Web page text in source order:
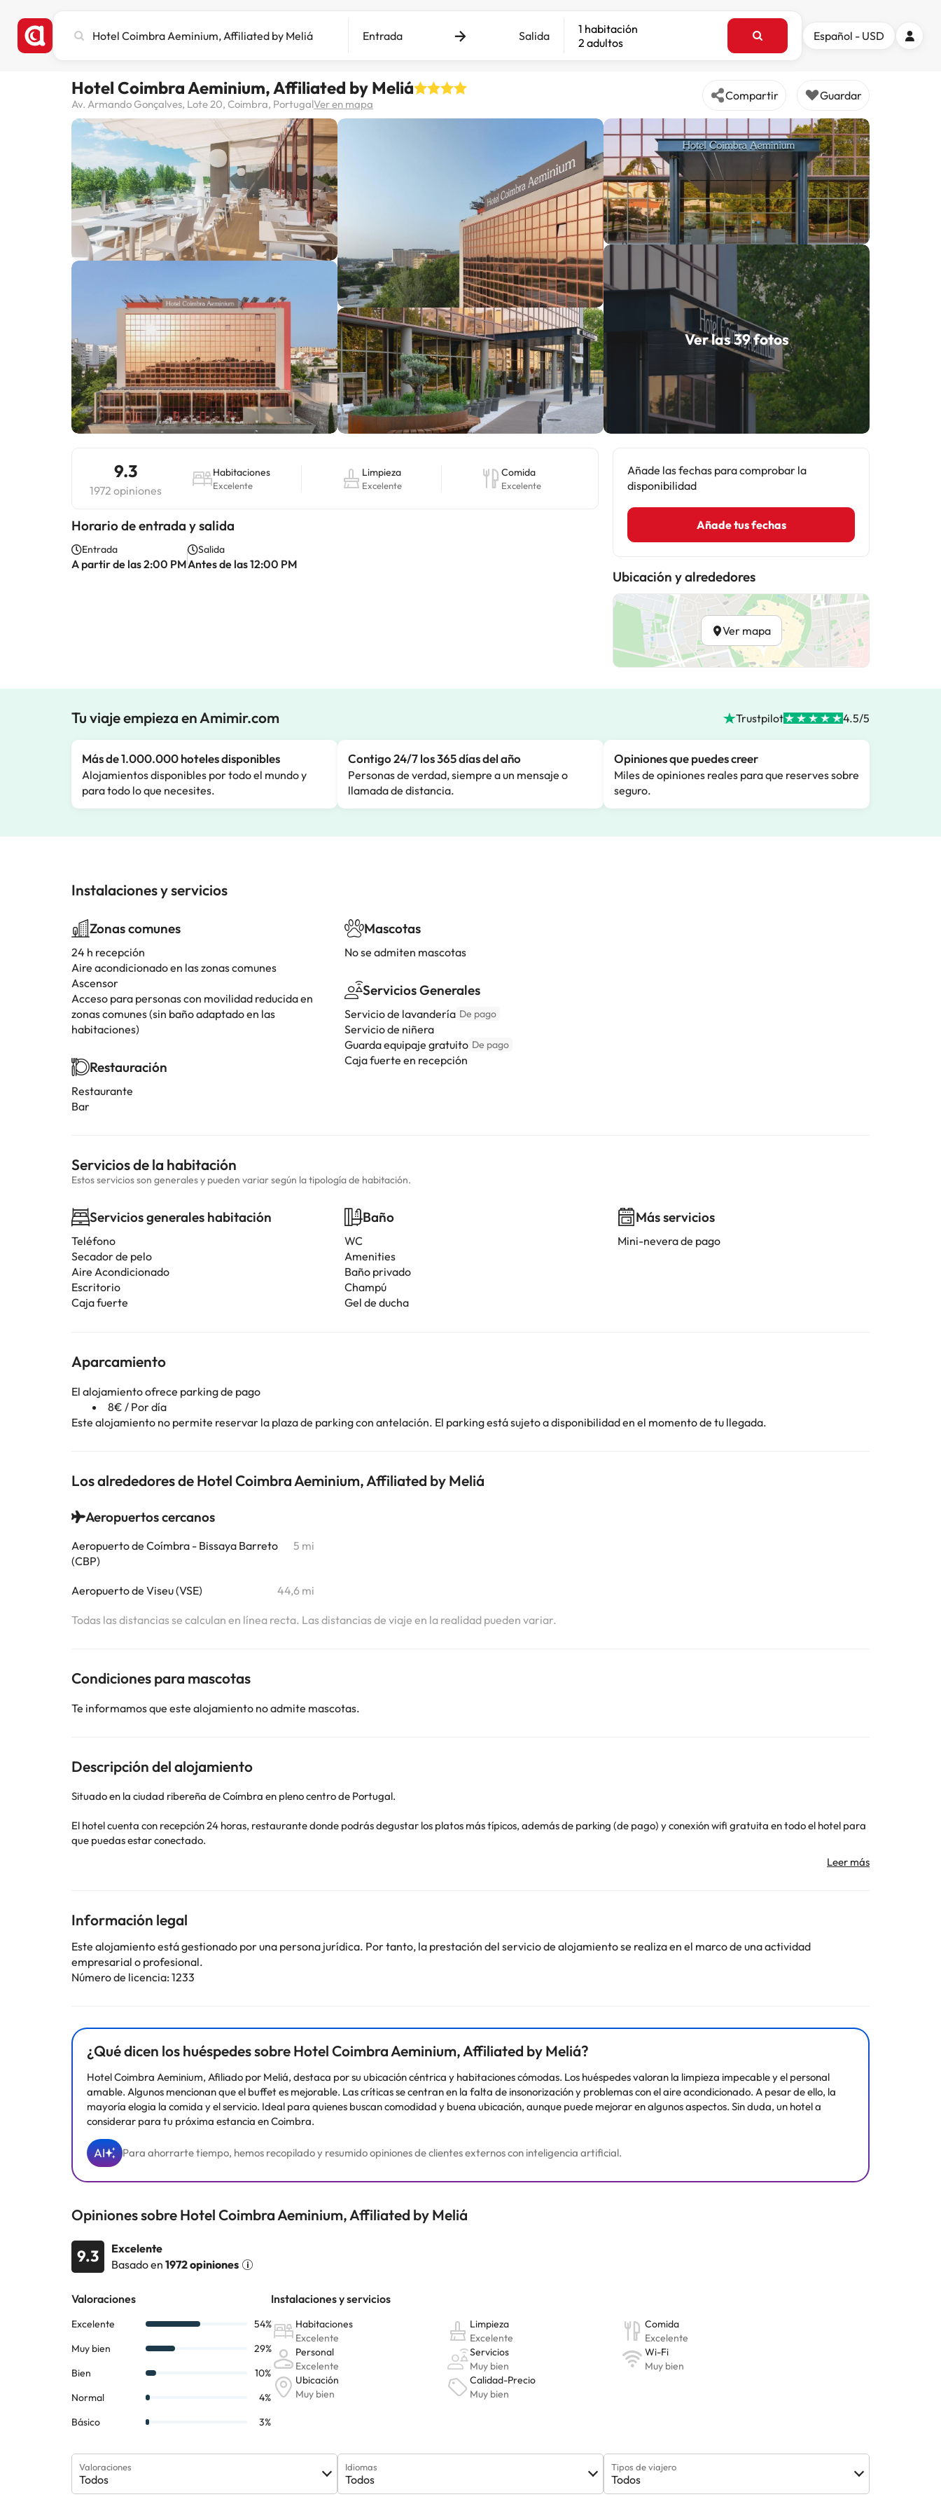
ciudad,
destino
Entrada Salida
1 habitación
2 adultos
Español - USD
Hotel Coimbra Aeminium, Affiliated by Meliá
Av. Armando Gonçalves, Lote 20, Coimbra, PortugalVer en mapa
Compartir Guardar
Ver las 39 fotos
9.3
1972 opiniones
Habitaciones
Excelente
Limpieza
Excelente
Comida
Excelente
Horario de entrada y salida
Entrada
A partir de las 2:00 PM
Salida
Antes de las 12:00 PM
Añade las fechas para comprobar la
disponibilidad
Añade tus fechas
Ubicación y alrededores
Ver mapa
Tu viaje empieza en Amimir.com Trustpilot 4.5/5
Más de 1.000.000 hoteles disponibles
Alojamientos disponibles por todo el mundo y
para todo lo que necesites.
Contigo 24/7 los 365 días del año
Personas de verdad, siempre a un mensaje o
llamada de distancia.
Opiniones que puedes creer
Miles de opiniones reales para que reserves sobre
seguro.
Instalaciones y servicios
Zonas comunes
24 h recepción
Aire acondicionado en las zonas comunes
Ascensor
Acceso para personas con movilidad reducida en
zonas comunes (sin baño adaptado en las
habitaciones)
Restauración
Restaurante
Bar
Mascotas
No se admiten mascotas
Servicios Generales
Servicio de lavandería De pago
Servicio de niñera
Guarda equipaje gratuito De pago
Caja fuerte en recepción
Servicios de la habitación
Estos servicios son generales y pueden variar según la tipología de habitación.
Servicios generales habitación
Teléfono
Secador de pelo
Aire Acondicionado
Escritorio
Caja fuerte
Baño
WC
Amenities
Baño privado
Champú
Gel de ducha
Más servicios
Mini-nevera de pago
Aparcamiento
El alojamiento ofrece parking de pago
8€ / Por día
Este alojamiento no permite reservar la plaza de parking con antelación. El parking está sujeto a disponibilidad en el momento de tu llegada.
Los alrededores de Hotel Coimbra Aeminium, Affiliated by Meliá
Aeropuertos cercanos
Aeropuerto de Coímbra - Bissaya Barreto
(CBP)
5 mi
Aeropuerto de Viseu (VSE) 44,6 mi
Todas las distancias se calculan en línea recta. Las distancias de viaje en la realidad pueden variar.
Condiciones para mascotas
Te informamos que este alojamiento no admite mascotas.
Descripción del alojamiento
Situado en la ciudad ribereña de Coímbra en pleno centro de Portugal.
El hotel cuenta con recepción 24 horas, restaurante donde podrás degustar los platos más típicos, además de parking (de pago) y conexión wifi gratuita en todo el hotel para
que puedas estar conectado.
Las habitaciones modernas y sencillas ofrecen la comodidad y descanso para que sus huéspedes puedan relajarse después de un largo día. Todas ellas disponen de televisión,
Gracias a su ubicación te situarás a tan solo 750 metros del Parque de Merendas da Casa Do Passoal dos HUC, y a menos de 2 km a pie del Jardín Botánico de La Universidad
de Coimbra.
Reserva ya en elTryp Hotel Coímbra **** y disfruta de unos días visitando diferentes lugares y conociendo las calles y ocio portugués.
Información legal
Este alojamiento está gestionado por una persona jurídica. Por tanto, la prestación del servicio de alojamiento se realiza en el marco de una actividad
empresarial o profesional.
Número de licencia: 1233
¿Qué dicen los huéspedes sobre Hotel Coimbra Aeminium, Affiliated by Meliá?
Hotel Coimbra Aeminium, Afiliado por Meliá, destaca por su ubicación céntrica y habitaciones cómodas. Los huéspedes valoran la limpieza impecable y el personal
amable. Algunos mencionan que el buffet es mejorable. Las críticas se centran en la falta de insonorización y problemas con el aire acondicionado. A pesar de ello, la
mayoría elogia la comida y el servicio. Ideal para quienes buscan comodidad y buena ubicación, aunque puede mejorar en algunos aspectos. Sin duda, un hotel a
considerar para tu próxima estancia en Coimbra.
AI Para ahorrarte tiempo, hemos recopilado y resumido opiniones de clientes externos con inteligencia artificial.
Opiniones sobre Hotel Coimbra Aeminium, Affiliated by Meliá
9.3
Excelente
Basado en 1972 opiniones
Valoraciones
Todos
Idiomas
Todos
Tipos de viajero
Todos